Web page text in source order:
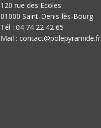
120 rue des Ecoles
01000 Saint-Denis-lès-Bourg
Tél : 04 74 22 42 65
Mail : contact@polepyramide.fr